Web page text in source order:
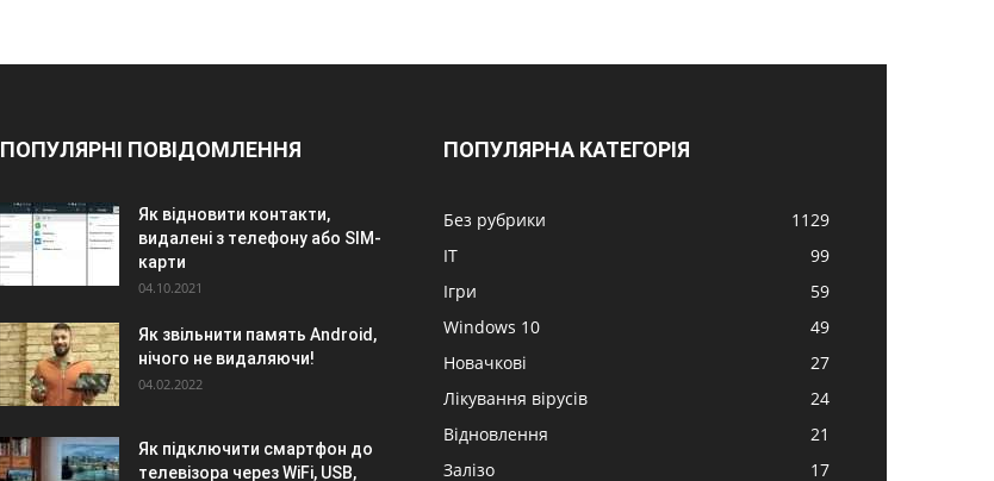
ПОПУЛЯРНІ ПОВІДОМЛЕННЯ
Як відновити контакти,
видалені з телефону або SIM-
карти
04.10.2021
Як звільнити память Android,
нічого не видаляючи!
04.02.2022
Як підключити смартфон до
телевізора через WiFi, USB,
ПОПУЛЯРНА КАТЕГОРІЯ
Без рубрики
1129
IT
99
Ігри
59
Windows 10
49
Новачкові
27
Лікування вірусів
24
Відновлення
21
Залізо
17